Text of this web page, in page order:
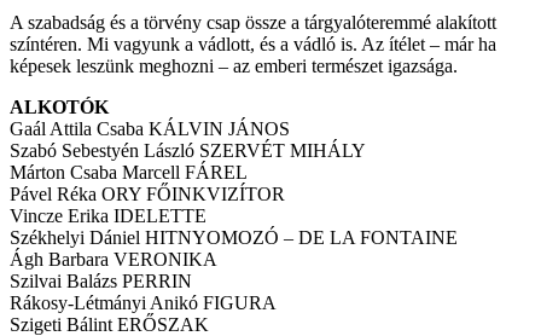
A szabadság és a törvény csap össze a tárgyalóteremmé alakított
színtéren. Mi vagyunk a vádlott, és a vádló is. Az ítélet – már ha
képesek leszünk meghozni – az emberi természet igazsága.
ALKOTÓK
Gaál Attila Csaba KÁLVIN JÁNOS
Szabó Sebestyén László SZERVÉT MIHÁLY
Márton Csaba Marcell FÁREL
Pável Réka ORY FŐINKVIZÍTOR
Vincze Erika IDELETTE
Székhelyi Dániel HITNYOMOZÓ – DE LA FONTAINE
Ágh Barbara VERONIKA
Szilvai Balázs PERRIN
Rákosy-Létmányi Anikó FIGURA
Szigeti Bálint ERŐSZAK